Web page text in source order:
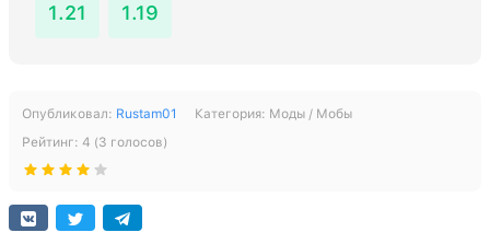
1.21 1.19
Опубликовал: Rustam01 Категория: Моды / Мобы
Рейтинг: 4 (3 голосов)